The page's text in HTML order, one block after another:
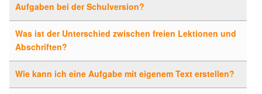
Aufgaben bei der Schulversion?
Was ist der Unterschied zwischen freien Lektionen und
Abschriften?
Wie kann ich eine Aufgabe mit eigenem Text erstellen?